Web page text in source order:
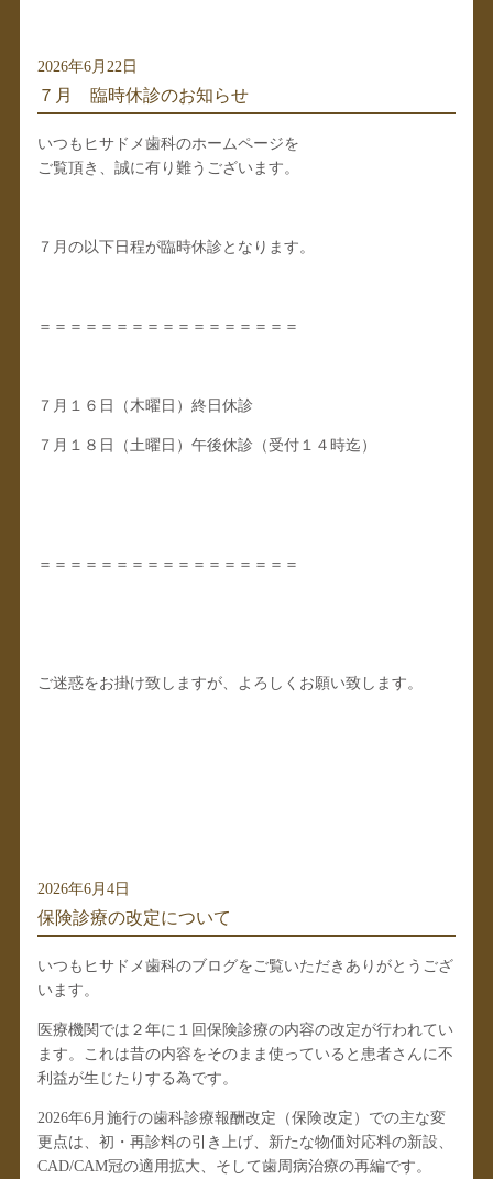
2026年6月22日
７月 臨時休診のお知らせ
いつもヒサドメ歯科のホームページを
ご覧頂き、誠に有り難うございます。
７月の以下日程が臨時休診となります。
＝＝＝＝＝＝＝＝＝＝＝＝＝＝＝＝＝
７月１６日（木曜日）終日休診
７月１８日（土曜日）午後休診（受付１４時迄）
＝＝＝＝＝＝＝＝＝＝＝＝＝＝＝＝＝
ご迷惑をお掛け致しますが、よろしくお願い致します。
2026年6月4日
保険診療の改定について
いつもヒサドメ歯科のブログをご覧いただきありがとうござ
います。
医療機関では２年に１回保険診療の内容の改定が行われてい
ます。これは昔の内容をそのまま使っていると患者さんに不
利益が生じたりする為です。
2026年6月施行の歯科診療報酬改定（保険改定） での主な変
更点は、初・再診料の引き上げ、新たな物価対応料の新設、
CAD/CAM冠の適用拡大、そして歯周病治療の再編です。